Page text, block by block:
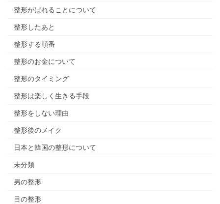
整形がばれることについて
整形したあと
整形する順番
整形のお金について
整形のタイミング
整形は楽しく生きる手段
整形をしない理由
整形後のメイク
日本と韓国の整形について
未分類
男の整形
目の整形